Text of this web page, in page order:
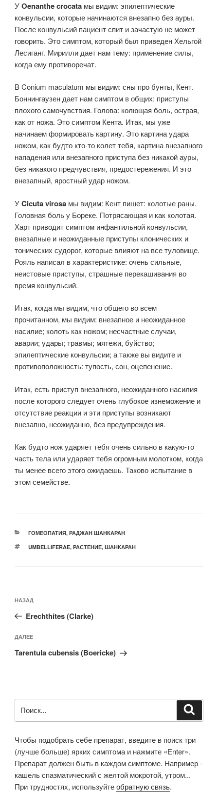
УOenanthe crocata мы видим: эпилептические
конвульсии, которые начинаются внезапно без ауры.
После конвульсий пациент спит и зачастую не может
говорить. Это симптом, который был приведен Хельгой
Лесиганг. Мирилли дает нам тему: применение силы,
когда ему противоречат.
В Conium maculatum мы видим: сны про бунты, Кент.
Боннингаузен дает нам симптом в общих: приступы
плохого самочувствия. Голова: колющая боль, острая,
как от ножа. Это симптом Кента. Итак, мы уже
начинаем формировать картину. Это картина удара
ножом, как будто кто-то колет тебя, картина внезапного
нападения или внезапного приступа без никакой ауры,
без никакого предчувствия, предостережения. И это
внезапный, яростный удар ножом.
УCicuta virosa мы видим: Кент пишет: колотые раны.
Головная боль у Бореке. Потрясающая и как колотая.
Харт приводит симптом инфантильной конвульсии,
внезапные и неожиданные приступы клонических и
тонических судорог, которые влияют на все туловище.
Рояль написал в характеристике: очень сильные,
неистовые приступы, страшные перекашивания во
время конвульсий.
Итак, когда мы видим, что общего во всем
прочитанном, мы видим: внезапное и неожиданное
насилие; колоть как ножом; несчастные случаи,
аварии; удары; травмы; мятежи, буйство;
эпилептические конвульсии; а также вы видите и
противоположность: тупость, сон, оцепенение.
Итак, есть приступ внезапного, неожиданного насилия
после которого следует очень глубокое изнеможение и
отсутствие реакции и эти приступы возникают
внезапно, неожиданно, без предупреждения.
Как будто нож ударяет тебя очень сильно в какую-то
часть тела или ударяет тебя огромным молотком, когда
ты менее всего этого ожидаешь. Таково испытание в
этом семействе.
РУБРИКИ
ГОМЕОПАТИЯ, РАДЖАН ШАНКАРАН
МЕТКИ
UMBELLIFERAE, РАСТЕНИЕ, ШАНКАРАН
по
записям
Предыдущая
запись:
НАЗАД
Erechthites (Clarke)
Следующая
запись
ДАЛЕЕ
Tarentula cubensis (Boericke)
Чтобы подобрать себе препарат, введите в поиск три
(лучше больше) ярких симптома и нажмите «Enter».
Препарат должен быть в каждом симптоме. Например -
кашель спазматический с желтой мокротой, утром...
При трудностях, используйтеобратную связь.